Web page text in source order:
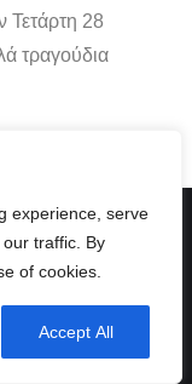
experience, serve
traffic. By
of cookies.
Accept All
Τετάρτη 28
τραγούδια